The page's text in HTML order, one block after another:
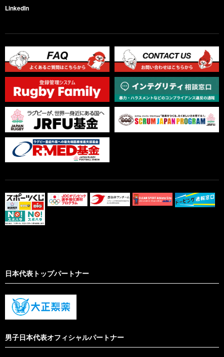
LinkedIn
日本代表トップパートナー
男子日本代表オフィシャルパートナー